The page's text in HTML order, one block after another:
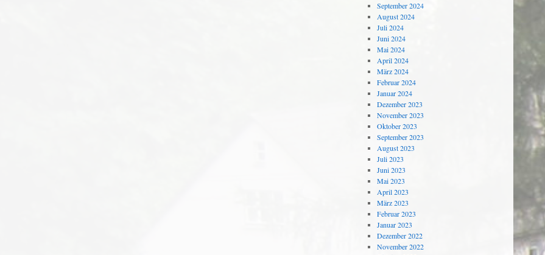
September 2024
August 2024
Juli 2024
Juni 2024
Mai 2024
April 2024
März 2024
Februar 2024
Januar 2024
Dezember 2023
November 2023
Oktober 2023
September 2023
August 2023
Juli 2023
Juni 2023
Mai 2023
April 2023
März 2023
Februar 2023
Januar 2023
Dezember 2022
November 2022